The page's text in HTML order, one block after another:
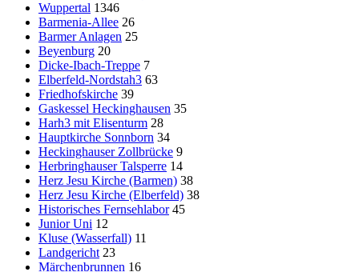
Wuppertal 1346
Barmenia-Allee 26
Barmer Anlagen 25
Beyenburg 20
Dicke-Ibach-Treppe 7
Elberfeld-Nordstah3 63
Friedhofskirche 39
Gaskessel Heckinghausen 35
Harh3 mit Elisenturm 28
Hauptkirche Sonnborn 34
Heckinghauser Zollbrücke 9
Herbringhauser Talsperre 14
Herz Jesu Kirche (Barmen) 38
Herz Jesu Kirche (Elberfeld) 38
Historisches Fernsehlabor 45
Junior Uni 12
Kluse (Wasserfall) 11
Landgericht 23
Märchenbrunnen 16